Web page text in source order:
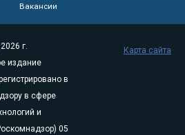
Вакансии
г.
издание
в
в сфере
и
05
Карта сайта